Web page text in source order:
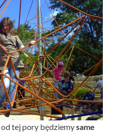
od tej pory będziemysame